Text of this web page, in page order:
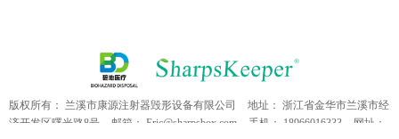
版权所有： 兰溪市康源注射器毁形设备有限公司 地址： 浙江省金华市兰溪市经
济开发区曙光路8号
邮箱： Eric@sharpsbox.com 手机： 18966016333
网址：